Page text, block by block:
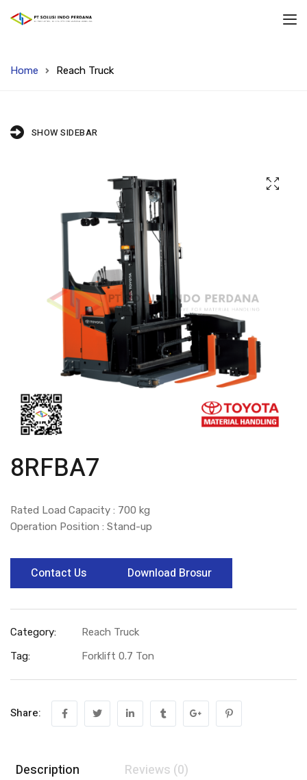
Home Reach Truck
SHOW SIDEBAR
8RFBA7
Rated Load Capacity : 700 kg
Operation Position : Stand-up
Contact Us Download Brosur
Category:
Reach Truck
Tag:
Forklift 0.7 Ton
Share:
Description Reviews (0)